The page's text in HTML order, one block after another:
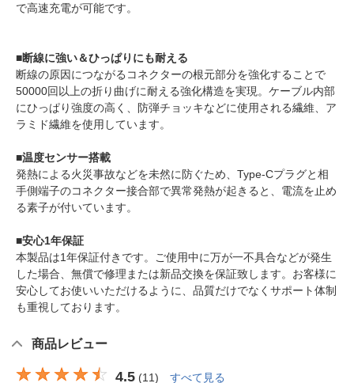
で高速充電が可能です。
■断線に強い＆ひっぱりにも耐える
断線の原因につながるコネクターの根元部分を強化することで
50000回以上の折り曲げに耐える強化構造を実現。ケーブル内部
にひっぱり強度の高く、防弾チョッキなどに使用される繊維、ア
ラミド繊維を使用しています。
■温度センサー搭載
発熱による火災事故などを未然に防ぐため、Type-Cプラグと相
手側端子のコネクター接合部で異常発熱が起きると、電流を止め
る素子が付いています。
■安心1年保証
本製品は1年保証付きです。ご使用中に万が一不具合などが発生
した場合、無償で修理または新品交換を保証致します。お客様に
安心してお使いいただけるように、品質だけでなくサポート体制
も重視しております。
商品レビュー
4.5 (11) すべて見る